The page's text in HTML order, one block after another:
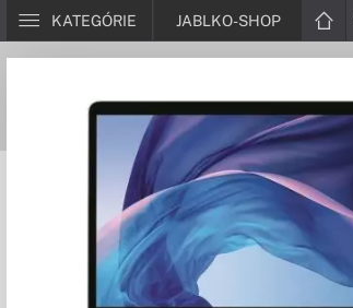
KATEGÓRIE JABLKO-SHOP